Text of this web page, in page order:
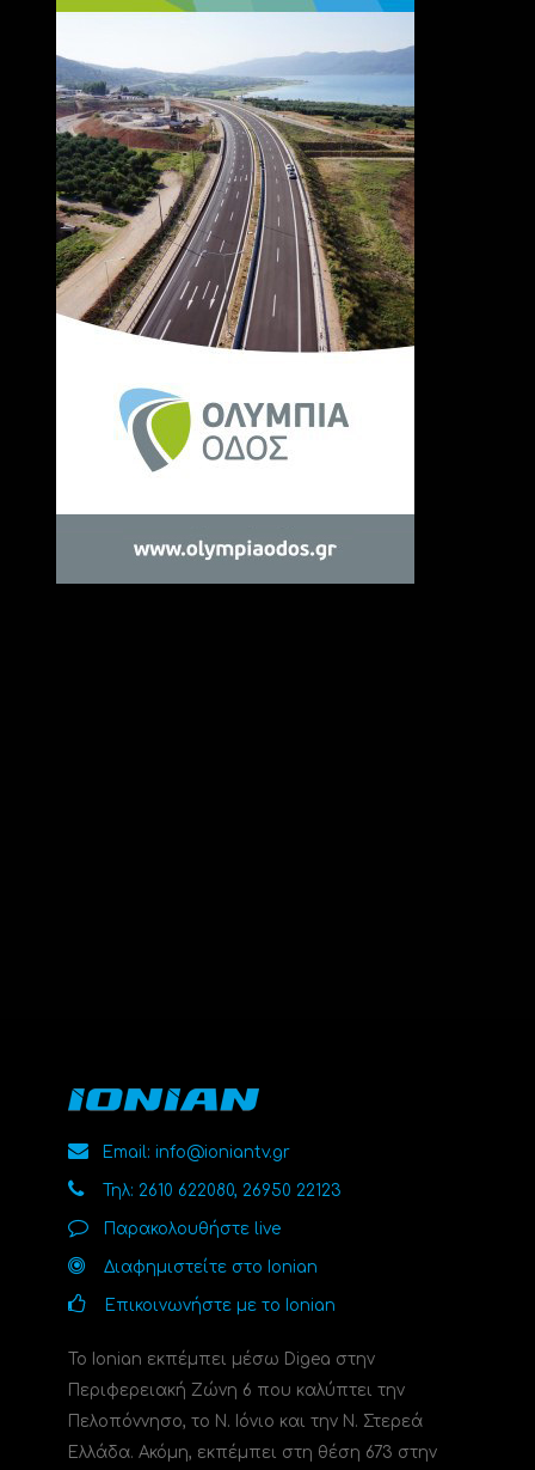
Email: info@ioniantv.gr
Τηλ: 2610 622080, 26950 22123
Παρακολουθήστε live
Διαφημιστείτε στο Ionian
Επικοινωνήστε με το Ionian
Το Ionian εκπέμπει μέσω Digea στην
Περιφερειακή Ζώνη 6 που καλύπτει την
Πελοπόννησο, το N. Ιόνιο και την Ν. Στερεά
Ελλάδα. Ακόμη, εκπέμπει στη θέση 673 στην